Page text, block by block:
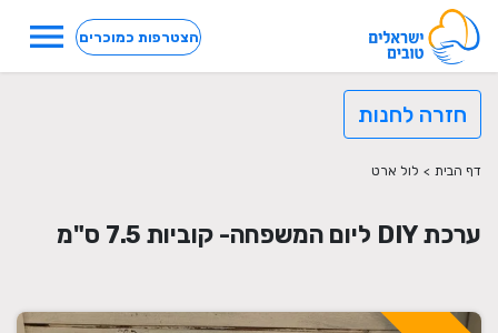
הצטרפות כמוכרים menu
חזרה לחנות
דף הבית > לול ארט
ערכת DIY ליום המשפחה- קוביות 7.5 ס"מ